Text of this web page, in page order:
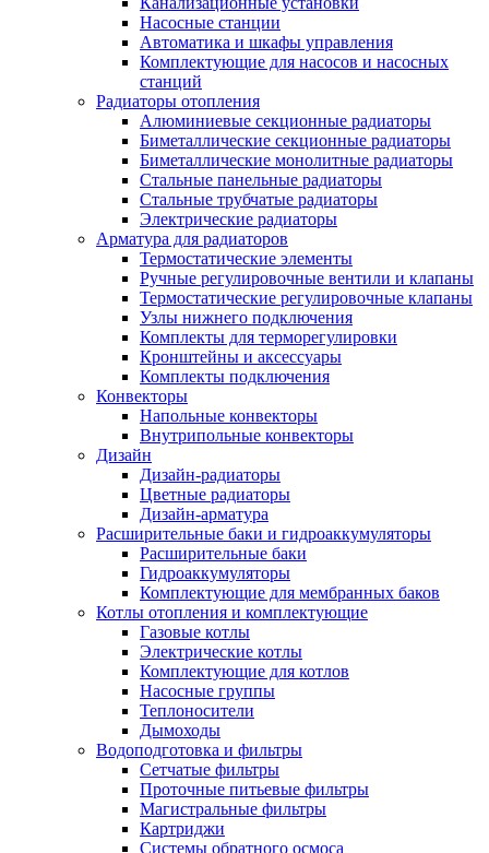
Насосные станции
Автоматика и шкафы управления
Комплектующие для насосов и насосных
станций
Радиаторы отопления
Алюминиевые секционные радиаторы
Биметаллические секционные радиаторы
Биметаллические монолитные радиаторы
Стальные панельные радиаторы
Стальные трубчатые радиаторы
Электрические радиаторы
Арматура для радиаторов
Термостатические элементы
Ручные регулировочные вентили и клапаны
Термостатические регулировочные клапаны
Узлы нижнего подключения
Комплекты для терморегулировки
Кронштейны и аксессуары
Комплекты подключения
Конвекторы
Напольные конвекторы
Внутрипольные конвекторы
Дизайн
Дизайн-радиаторы
Цветные радиаторы
Дизайн-арматура
Расширительные баки и гидроаккумуляторы
Расширительные баки
Гидроаккумуляторы
Комплектующие для мембранных баков
Котлы отопления и комплектующие
Газовые котлы
Электрические котлы
Комплектующие для котлов
Насосные группы
Теплоносители
Дымоходы
Водоподготовка и фильтры
Сетчатые фильтры
Проточные питьевые фильтры
Магистральные фильтры
Картриджи
Системы обратного осмоса